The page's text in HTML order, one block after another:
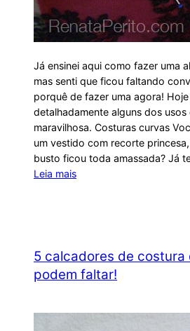
Já ensinei aqui como fazer uma
mas senti que ficou faltando
porquê de fazer uma agora!
detalhadamente alguns dos
maravilhosa. Costuras curvas
um vestido com recorte
busto ficou toda amassada? Já
Leia mais
5 calcadores de costura
podem faltar!